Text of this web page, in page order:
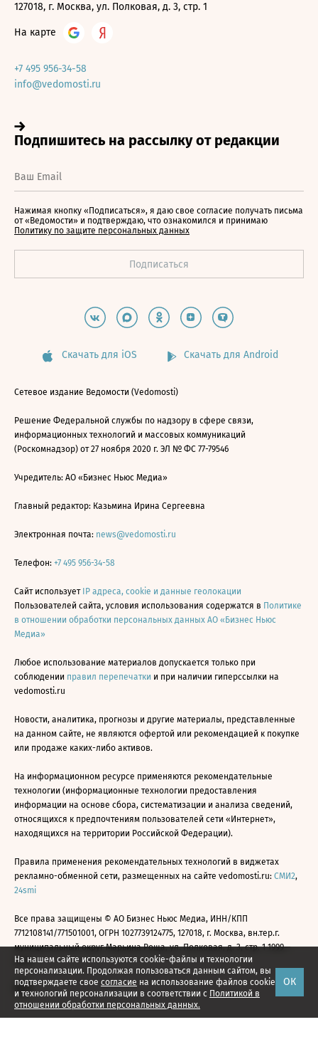
На нашем сайте используются cookie-файлы и технологии
персонализации. Продолжая пользоваться данным сайтом, вы
подтверждаете свое согласие на использование файлов cookie
и технологий персонализации в соответствии с Политикой в
отношении обработки персональных данных.
ОК
127018, г. Москва, ул. Полковая, д. 3, стр. 1
На карте
+7 495 956-34-58
info@vedomosti.ru
Нажимая кнопку «Подписаться», я даю свое согласие получать письма
от «Ведомости» и подтверждаю, что ознакомился и принимаю
Политику по защите персональных данных
Скачать для iOS Скачать для Android
Сетевое издание Ведомости (Vedomosti)
Решение Федеральной службы по надзору в сфере связи,
информационных технологий и массовых коммуникаций
(Роскомнадзор) от 27 ноября 2020 г. ЭЛ № ФС 77-79546
Учредитель: АО «Бизнес Ньюс Медиа»
Главный редактор: Казьмина Ирина Сергеевна
Электронная почта: news@vedomosti.ru
Телефон: +7 495 956-34-58
Сайт использует IP адреса, cookie и данные геолокации
Пользователей сайта, условия использования содержатся в Политике
в отношении обработки персональных данных АО «Бизнес Ньюс
Медиа»
Любое использование материалов допускается только при
соблюдении правил перепечатки и при наличии гиперссылки на
vedomosti.ru
Новости, аналитика, прогнозы и другие материалы, представленные
на данном сайте, не являются офертой или рекомендацией к покупке
или продаже каких-либо активов.
На информационном ресурсе применяются рекомендательные
технологии (информационные технологии предоставления
информации на основе сбора, систематизации и анализа сведений,
относящихся к предпочтениям пользователей сети «Интернет»,
находящихся на территории Российской Федерации).
Правила применения рекомендательных технологий в виджетах
рекламно-обменной сети, размещенных на сайте vedomosti.ru: СМИ2,
24smi
Все права защищены © АО Бизнес Ньюс Медиа, ИНН/КПП
7712108141/771501001, ОГРН 1027739124775, 127018, г. Москва, вн.тер.г.
муниципальный округ Марьина Роща, ул. Полковая, д. 3, стр. 1 1999—
2026